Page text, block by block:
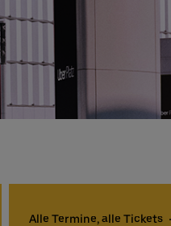
Alle Termine, alle Tickets